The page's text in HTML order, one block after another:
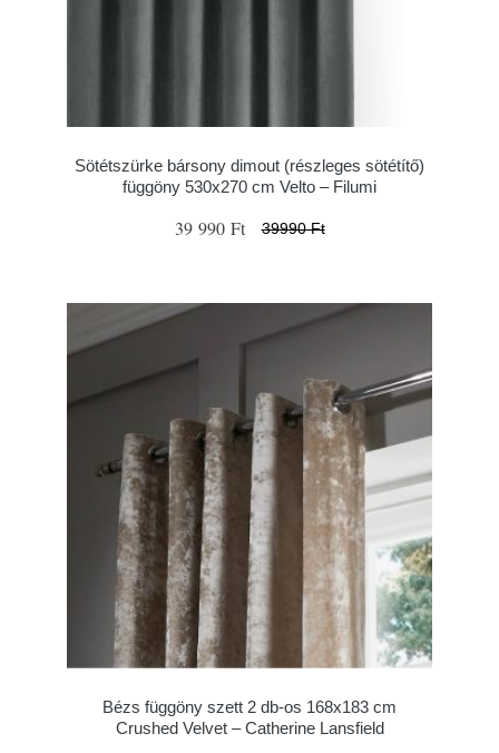
Sötétszürke bársony dimout (részleges sötétítő)
függöny 530x270 cm Velto – Filumi
39 990 Ft 39990 Ft
Bézs függöny szett 2 db-os 168x183 cm
Crushed Velvet – Catherine Lansfield